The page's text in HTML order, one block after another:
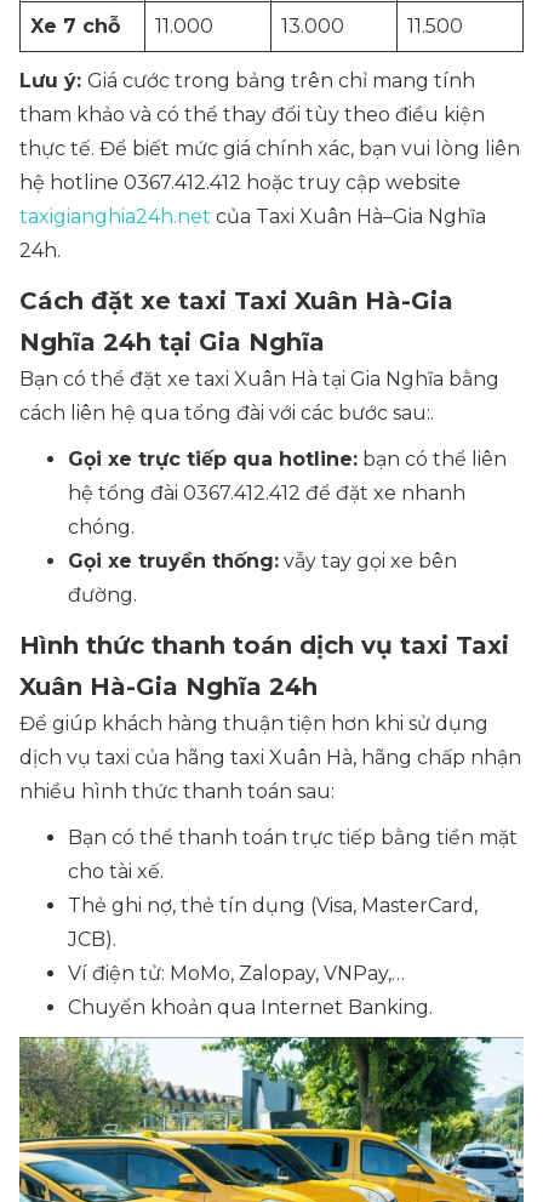
Xe 7 chỗ 11.000 13.000 11.500
Lưu ý: Giá cước trong bảng trên chỉ mang tính
tham khảo và có thể thay đổi tùy theo điều kiện
thực tế. Để biết mức giá chính xác, bạn vui lòng liên
hệ hotline 0367.412.412 hoặc truy cập website
taxigianghia24h.net của Taxi Xuân Hà–Gia Nghĩa
24h.
Cách đặt xe taxi Taxi Xuân Hà-Gia
Nghĩa 24h tại Gia Nghĩa
Bạn có thể đặt xe taxi Xuân Hà tại Gia Nghĩa bằng
cách liên hệ qua tổng đài với các bước sau:.
Gọi xe trực tiếp qua hotline: bạn có thể liên
hệ tổng đài 0367.412.412 để đặt xe nhanh
chóng.
Gọi xe truyền thống: vẫy tay gọi xe bên
đường.
Hình thức thanh toán dịch vụ taxi Taxi
Xuân Hà-Gia Nghĩa 24h
Để giúp khách hàng thuận tiện hơn khi sử dụng
dịch vụ taxi của hãng taxi Xuân Hà, hãng chấp nhận
nhiều hình thức thanh toán sau:
Bạn có thể thanh toán trực tiếp bằng tiền mặt
cho tài xế.
Thẻ ghi nợ, thẻ tín dụng (Visa, MasterCard,
JCB).
Ví điện tử: MoMo, Zalopay, VNPay,…
Chuyển khoản qua Internet Banking.